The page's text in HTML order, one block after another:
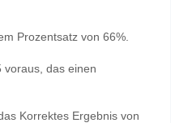
Prozentsatz von 66%.
voraus, das einen
Korrektes Ergebnis von